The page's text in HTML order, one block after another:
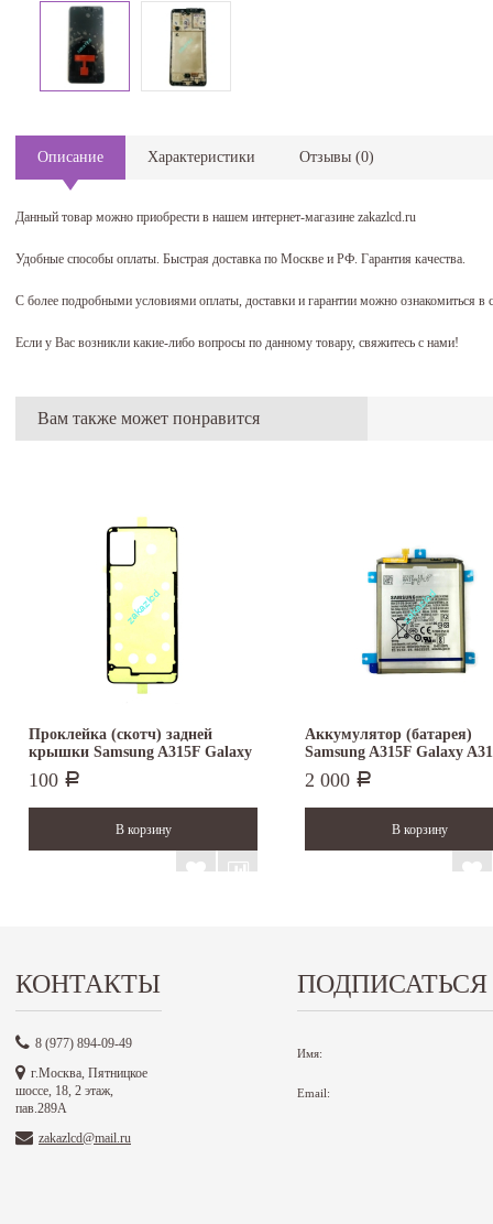
Описание Характеристики Отзывы (0)
Данный товар можно приобрести в нашем интернет-магазине zakazlcd.ru
Удобные способы оплаты. Быстрая доставка по Москве и РФ. Гарантия качества.
С более подробными условиями оплаты, доставки и гарантии можно ознакомиться в
Если у Вас возникли какие-либо вопросы по данному товару, свяжитесь с нами!
Вам также может понравится
Проклейка (скотч) задней
крышки Samsung A315F Galaxy
A31...
100 Р
Аккумулятор (батарея)
Samsung A315F Galaxy
2 000 Р
КОНТАКТЫ
8 (977) 894-09-49
г.Москва, Пятницкое
шоссе, 18, 2 этаж,
пав.289А
zakazlcd@mail.ru
Имя:
Email: